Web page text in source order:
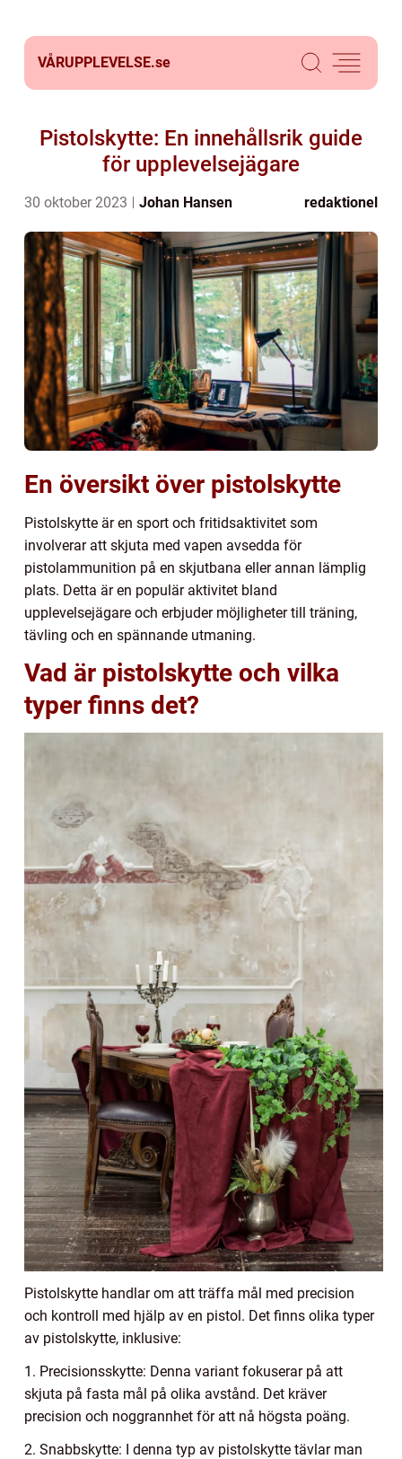
VÅRUPPLEVELSE.se
Pistolskytte: En innehållsrik guide
för upplevelsejägare
30 oktober 2023 Johan Hansen redaktionel
En översikt över pistolskytte
Pistolskytte är en sport och fritidsaktivitet som
involverar att skjuta med vapen avsedda för
pistolammunition på en skjutbana eller annan lämplig
plats. Detta är en populär aktivitet bland
upplevelsejägare och erbjuder möjligheter till träning,
tävling och en spännande utmaning.
Vad är pistolskytte och vilka
typer finns det?
Pistolskytte handlar om att träffa mål med precision
och kontroll med hjälp av en pistol. Det finns olika typer
av pistolskytte, inklusive:
1. Precisionsskytte: Denna variant fokuserar på att
skjuta på fasta mål på olika avstånd. Det kräver
precision och noggrannhet för att nå högsta poäng.
2. Snabbskytte: I denna typ av pistolskytte tävlar man